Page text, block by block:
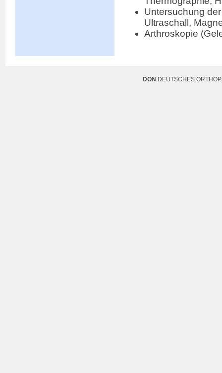
Untersuchung
Ultraschall,
Arthroskopie
DON DEUTSCHES